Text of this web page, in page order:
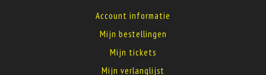
Account informatie
Mijn bestellingen
Mijn tickets
Mijn verlanglijst